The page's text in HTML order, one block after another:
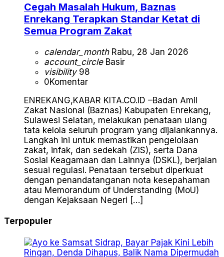
Cegah Masalah Hukum, Baznas
Enrekang Terapkan Standar Ketat di
Semua Program Zakat
calendar_monthRabu, 28 Jan 2026
account_circleBasir
visibility98
0Komentar
ENREKANG,KABAR KITA.CO.ID –Badan Amil
Zakat Nasional (Baznas) Kabupaten Enrekang,
Sulawesi Selatan, melakukan penataan ulang
tata kelola seluruh program yang dijalankannya.
Langkah ini untuk memastikan pengelolaan
zakat, infak, dan sedekah (ZIS), serta Dana
Sosial Keagamaan dan Lainnya (DSKL), berjalan
sesuai regulasi. Penataan tersebut diperkuat
dengan penandatanganan nota kesepahaman
atau Memorandum of Understanding (MoU)
dengan Kejaksaan Negeri […]
Terpopuler